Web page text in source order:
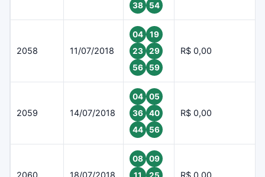
38
54
2058 11/07/2018
04
19
23
29
56
59
R$ 0,00
2059 14/07/2018
04
05
36
40
44
56
R$ 0,00
08
09